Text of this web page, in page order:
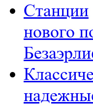
Станции
нового